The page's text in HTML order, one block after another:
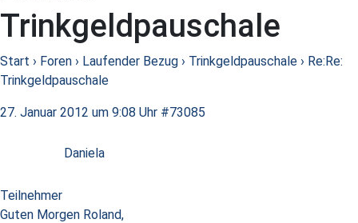
Trinkgeldpauschale
Start › Foren › Laufender Bezug › Trinkgeldpauschale › Re:Re:
Trinkgeldpauschale
27. Januar 2012 um 9:08 Uhr #73085
Daniela
Teilnehmer
Guten Morgen Roland,